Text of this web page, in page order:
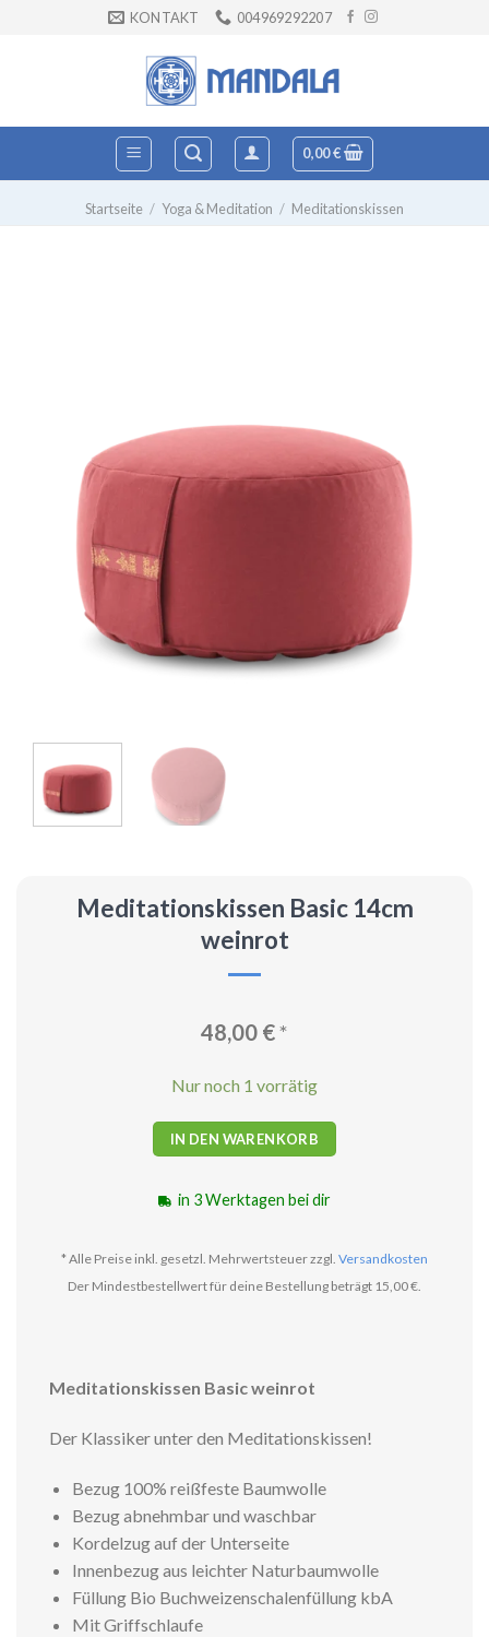
KONTAKT 004969292207
0,00€
Startseite / Yoga & Meditation / Meditationskissen
Meditationskissen Basic 14cm
weinrot
48,00 €*
Nur noch 1 vorrätig
IN DEN WARENKORB
in 3 Werktagen bei dir
* Alle Preise inkl. gesetzl. Mehrwertsteuer zzgl. Versandkosten
Der Mindestbestellwert für deine Bestellung beträgt 15,00 €.
Meditationskissen Basic weinrot
Der Klassiker unter den Meditationskissen!
Bezug 100% reißfeste Baumwolle
Bezug abnehmbar und waschbar
Kordelzug auf der Unterseite
Innenbezug aus leichter Naturbaumwolle
Füllung Bio Buchweizenschalenfüllung kbA
Mit Griffschlaufe